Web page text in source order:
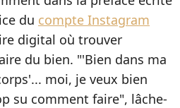
du compte Instagram
digital où trouver
du bien. "'Bien dans ma
moi, je veux bien
su comment faire", lâche-